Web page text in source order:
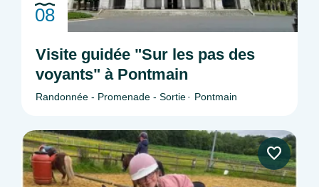
08
Visite guidée "Sur les pas des
voyants" à Pontmain
Randonnée - Promenade - Sortie Pontmain